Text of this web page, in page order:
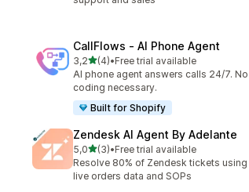
CallFlows ‑ AI Phone Agent
3,2stelle su 5
(4)
4 recensioni totali
•Free trial available
AI phone agent answers calls 24/7. No
coding necessary.
Built for Shopify
Zendesk AI Agent By Adelante
5,0stelle su 5
(3)
3 recensioni totali
•Free trial available
Resolve 80% of Zendesk tickets using
live orders data and SOPs